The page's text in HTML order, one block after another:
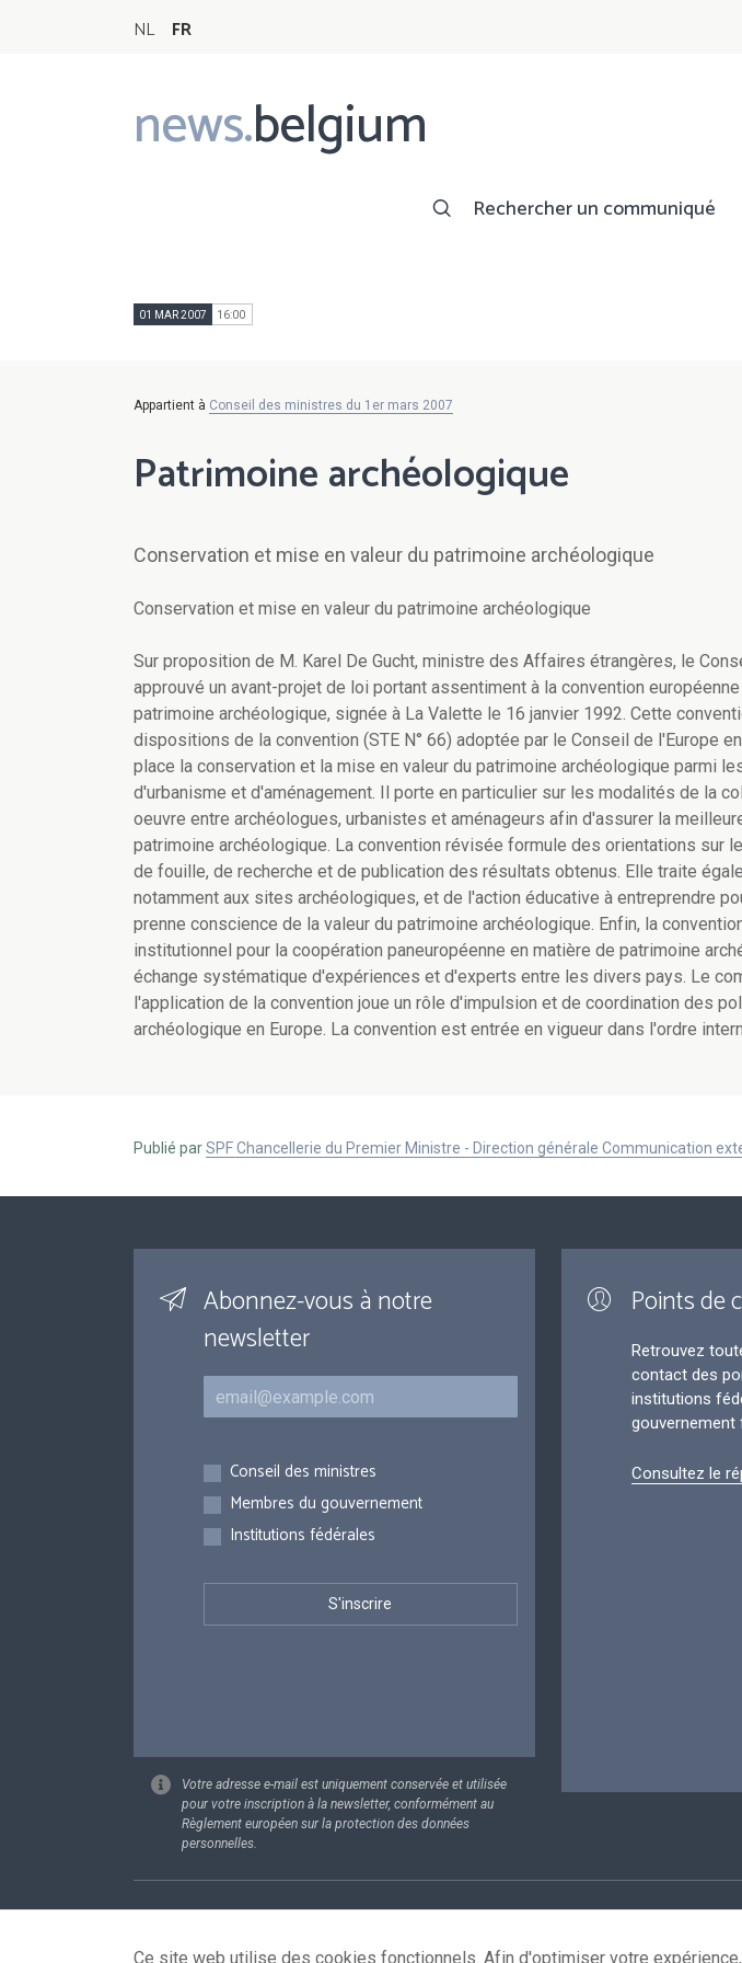
NL FR
news.belgium
Main
navigation
Rechercher un communiqué
01 MAR 2007 16:00
Appartient à Conseil des ministres du 1er mars 2007
Patrimoine archéologique
Conservation et mise en valeur du patrimoine archéologique
Conservation et mise en valeur du patrimoine archéologique
Sur proposition de M. Karel De Gucht, ministre des Affaires étrangères, le
approuvé un avant-projet de loi portant assentiment à la convention
patrimoine archéologique, signée à La Valette le 16 janvier 1992. Cette
dispositions de la convention (STE N° 66) adoptée par le Conseil de l'Europe
place la conservation et la mise en valeur du patrimoine archéologique parmi
d'urbanisme et d'aménagement. Il porte en particulier sur les modalités de la
oeuvre entre archéologues, urbanistes et aménageurs afin d'assurer la
patrimoine archéologique. La convention révisée formule des orientations sur
de fouille, de recherche et de publication des résultats obtenus. Elle traite
notamment aux sites archéologiques, et de l'action éducative à entreprendre
prenne conscience de la valeur du patrimoine archéologique. Enfin, la
institutionnel pour la coopération paneuropéenne en matière de patrimoine
échange systématique d'expériences et d'experts entre les divers pays. Le
l'application de la convention joue un rôle d'impulsion et de coordination des
archéologique en Europe. La convention est entrée en vigueur dans l'ordre
Publié parSPF Chancellerie du Premier Ministre - Direction générale Communication
Abonnez-vous à notre
newsletter
Courriel
Inscriptions
Conseil des ministres
Membres du gouvernement
Institutions fédérales
Votre adresse e-mail est uniquement conservée et utilisée
pour votre inscription à la newsletter, conformément au
Règlement européen sur la protection des données
personnelles.
Points de
Retrouvez
contact des
institutions
gouvernement
Consultez le
Ce site web utilise des cookies fonctionnels. Afin d'optimiser votre